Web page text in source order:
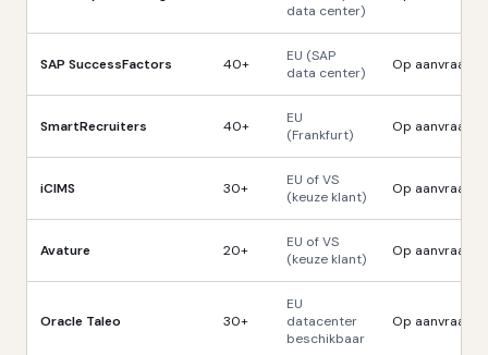
data center)
SAP SuccessFactors 40+
EU (SAP
data center)
Op aanvraag
SmartRecruiters 40+
EU
(Frankfurt)
Op aanvraag
iCIMS 30+
EU of VS
(keuze klant)
Op aanvraag
Avature 20+
EU of VS
(keuze klant)
Op aanvraag
Oracle Taleo 30+
EU
datacenter
beschikbaar
Op aanvraag